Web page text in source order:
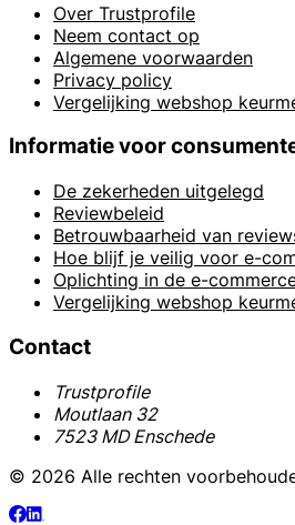
Over Trustprofile
Neem contact op
Algemene voorwaarden
Privacy policy
Vergelijking webshop
Informatie voor
De zekerheden uitgelegd
Reviewbeleid
Betrouwbaarheid van
Hoe blijf je veilig voor e-
Oplichting in de e-
Vergelijking webshop
Contact
Trustprofile
Moutlaan 32
7523 MD Enschede
© 2026 Alle rechten